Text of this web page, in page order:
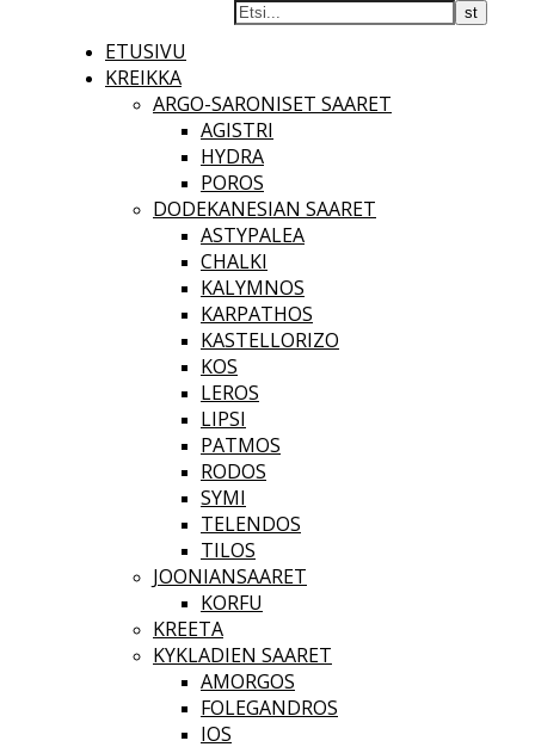
ETUSIVU
KREIKKA
ARGO-SARONISET SAARET
AGISTRI
HYDRA
POROS
DODEKANESIAN SAARET
ASTYPALEA
CHALKI
KALYMNOS
KARPATHOS
KASTELLORIZO
KOS
LEROS
LIPSI
PATMOS
RODOS
SYMI
TELENDOS
TILOS
JOONIANSAARET
KORFU
KREETA
KYKLADIEN SAARET
AMORGOS
FOLEGANDROS
IOS